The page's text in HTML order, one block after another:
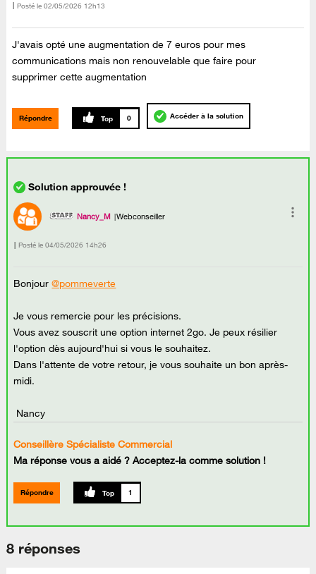
Posté le ‎02/05/2026 12h13
J'avais opté une augmentation de 7 euros pour mes
communications mais non renouvelable que faire pour
supprimer cette augmentation
Répondre 0 Accéder à la solution
Nancy_M Webconseiller
Posté le ‎04/05/2026 14h26
Bonjour@pommeverte
Je vous remercie pour les précisions.
Vous avez souscrit une option internet 2go. Je peux résilier
l'option dès aujourd'hui si vous le souhaitez.
Dans l'attente de votre retour, je vous souhaite un bon après-
midi.
Nancy
Conseillère Spécialiste Commercial
Ma réponse vous a aidé ? Acceptez-la comme solution !
Répondre 1
8 réponses